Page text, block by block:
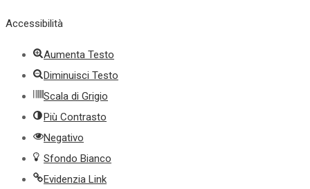
Accessibilità
Aumenta Testo
Diminuisci Testo
Scala di Grigio
Più Contrasto
Negativo
Sfondo Bianco
Evidenzia Link